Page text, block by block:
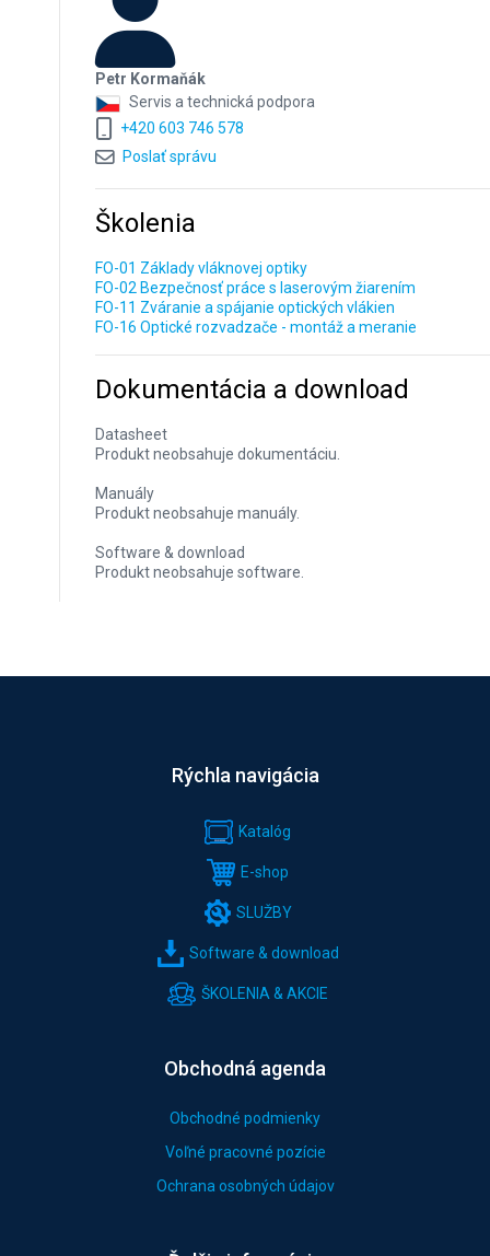
Petr Kormaňák
Servis a technická podpora
+420 603 746 578
Poslať správu
Školenia
FO-01 Základy vláknovej optiky
FO-02 Bezpečnosť práce s laserovým žiarením
FO-11 Zváranie a spájanie optických vlákien
FO-16 Optické rozvadzače - montáž a meranie
Dokumentácia a download
Datasheet
Produkt neobsahuje dokumentáciu.
Manuály
Produkt neobsahuje manuály.
Software & download
Produkt neobsahuje software.
Rýchla navigácia
Katalóg
E-shop
SLUŽBY
Software & download
ŠKOLENIA & AKCIE
Obchodná agenda
Obchodné podmienky
Voľné pracovné pozície
Ochrana osobných údajov